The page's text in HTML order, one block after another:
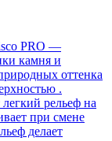
PRO —
камня и
оттенка
.
рельеф на
при смене
делает